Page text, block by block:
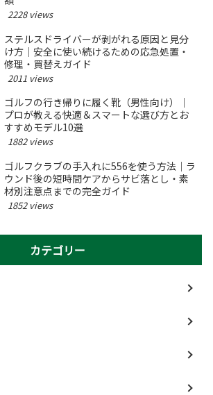
2228 views
ステルスドライバーが剥がれる原因と見分
け方｜安全に使い続けるための応急処置・
修理・買替えガイド
2011 views
ゴルフの行き帰りに履く靴（男性向け）｜
プロが教える快適＆スマートな選び方とお
すすめモデル10選
1882 views
ゴルフクラブの手入れに556を使う方法｜ラ
ウンド後の短時間ケアからサビ落とし・素
材別注意点までの完全ガイド
1852 views
カテゴリー